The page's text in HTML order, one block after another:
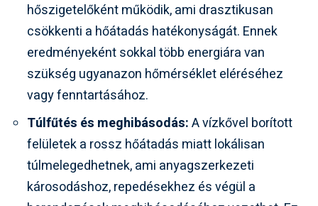
hőszigetelőként működik, ami drasztikusan
csökkenti a hőátadás hatékonyságát. Ennek
eredményeként sokkal több energiára van
szükség ugyanazon hőmérséklet eléréséhez
vagy fenntartásához.
Túlfűtés és meghibásodás:A vízkővel borított
felületek a rossz hőátadás miatt lokálisan
túlmelegedhetnek, ami anyagszerkezeti
károsodáshoz, repedésekhez és végül a